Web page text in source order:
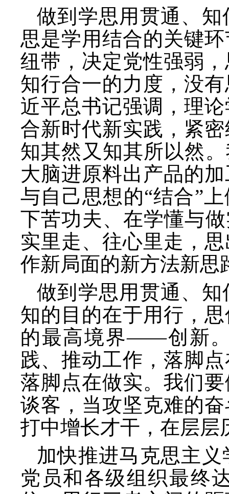
做到学思用贯通、
思是学用结合的关键
纽带，决定党性强弱
知行合一的力度，没
近平总书记强调，理
合新时代新实践，紧
知其然又知其所以然
大脑进原料出产品的
与自己思想的“结合”
下苦功夫、在学懂与
实里走、往心里走，
作新局面的新方法新思
做到学思用贯通、
知的目的在于用行，
的最高境界——创新。
践、推动工作，落脚
落脚点在做实。我们
谈客，当攻坚克难的
打中增长才干，在层层
加快推进马克思主
党员和各级组织最终